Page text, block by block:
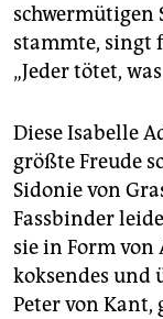
schwermütigen
stammte, singt
„Jeder tötet,
Diese Isabelle
größte Freude
Sidonie von
Fassbinder
sie in Form von
koksendes und
Peter von